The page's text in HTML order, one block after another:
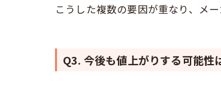
こうした複数の要因が重なり、メ
Q3. 今後も値上がりする可能性